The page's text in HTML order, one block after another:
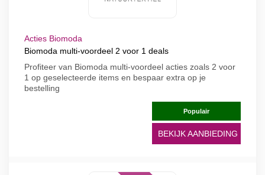
Acties Biomoda
Biomoda multi-voordeel 2 voor 1 deals
Profiteer van Biomoda multi-voordeel acties zoals 2 voor
1 op geselecteerde items en bespaar extra op je
bestelling
Populair
BEKIJK AANBIEDING